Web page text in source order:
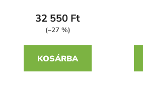
32 550 Ft
(–27 %)
KOSÁRBA